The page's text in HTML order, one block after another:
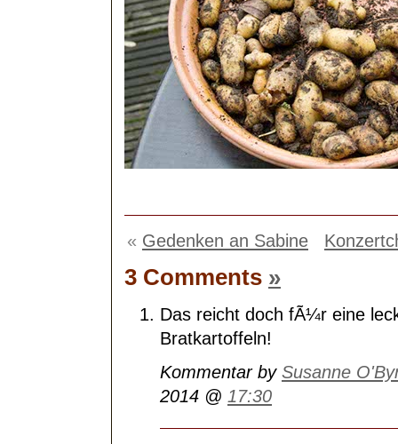
« Gedenken an Sabine
3 Comments »
Das reicht doch fÃ¼r eine
Bratkartoffeln!
Kommentar by Susanne
2014 @ 17:30